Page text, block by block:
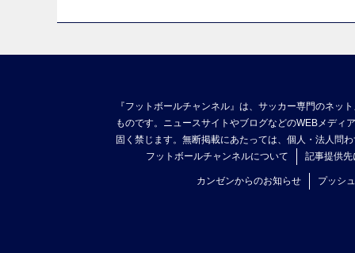
『フットボールチャンネル』は、サッカー専門のネッ
ものです。ニュースサイトやブログなどのWEBメディ
固く禁じます。無断掲載にあたっては、個人・法人問
フットボールチャンネルについて
記事提供先
カンゼンからのお知らせ プッシ